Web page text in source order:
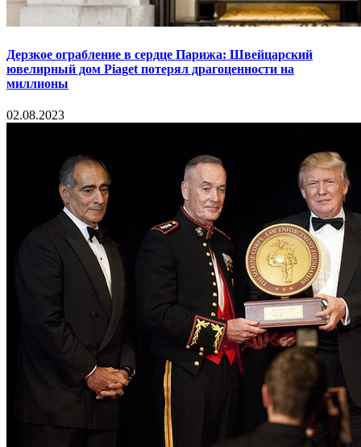
Дерзкое ограбление в сердце Парижа: Швейцарский
ювелирный дом Piaget потерял драгоценности на
миллионы
02.08.2023